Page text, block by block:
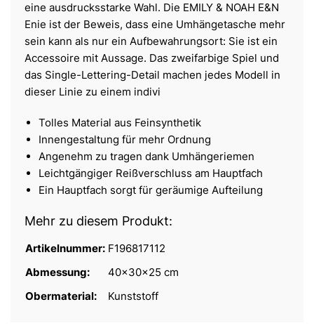
eine ausdrucksstarke Wahl. Die EMILY & NOAH E&N
Enie ist der Beweis, dass eine Umhängetasche mehr
sein kann als nur ein Aufbewahrungsort: Sie ist ein
Accessoire mit Aussage. Das zweifarbige Spiel und
das Single-Lettering-Detail machen jedes Modell in
dieser Linie zu einem indivi
Tolles Material aus Feinsynthetik
Innengestaltung für mehr Ordnung
Angenehm zu tragen dank Umhängeriemen
Leichtgängiger Reißverschluss am Hauptfach
Ein Hauptfach sorgt für geräumige Aufteilung
Mehr zu diesem Produkt:
Artikelnummer: F196817112
Abmessung:
40x30x25 cm
Obermaterial:
Kunststoff